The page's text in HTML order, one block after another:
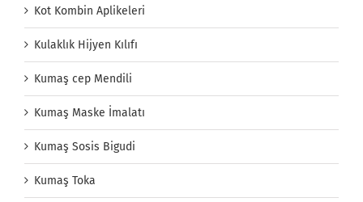
Kot Kombin Aplikeleri
Kulaklık Hijyen Kılıfı
Kumaş cep Mendili
Kumaş Maske İmalatı
Kumaş Sosis Bigudi
Kumaş Toka